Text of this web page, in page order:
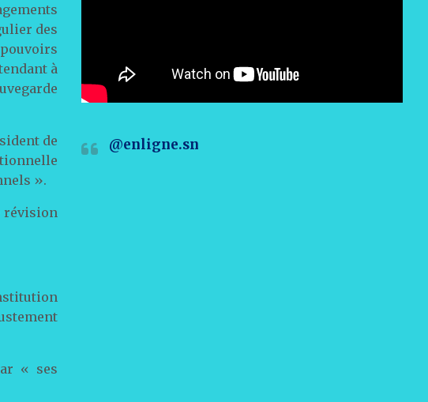
des
à
de
».
révision
« ses
@enligne.sn